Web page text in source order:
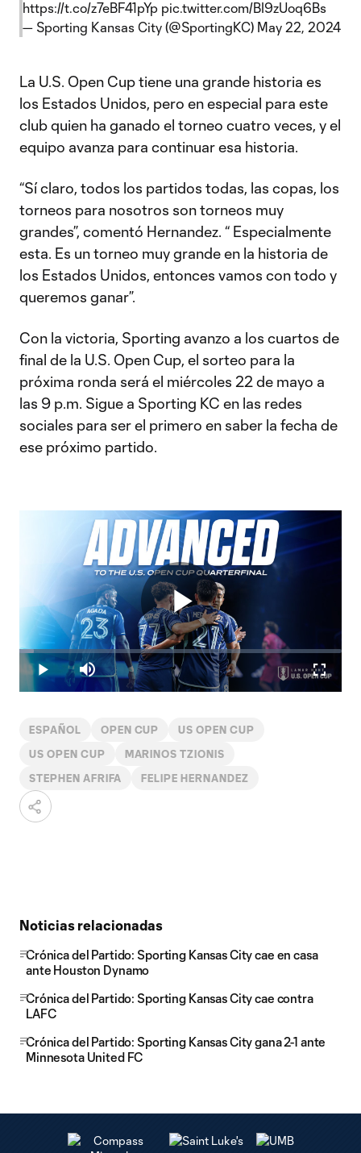
https://t.co/z7eBF41pYp pic.twitter.com/BI9zUoq6Bs
— Sporting Kansas City (@SportingKC) May 22, 2024
La U.S. Open Cup tiene una grande historia es
los Estados Unidos, pero en especial para este
club quien ha ganado el torneo cuatro veces, y el
equipo avanza para continuar esa historia.
“Sí claro, todos los partidos todas, las copas, los
torneos para nosotros son torneos muy
grandes”, comentó Hernandez. “ Especialmente
esta. Es un torneo muy grande en la historia de
los Estados Unidos, entonces vamos con todo y
queremos ganar”.
Con la victoria, Sporting avanzo a los cuartos de
final de la U.S. Open Cup, el sorteo para la
próxima ronda será el miércoles 22 de mayo a
las 9 p.m. Sigue a Sporting KC en las redes
sociales para ser el primero en saber la fecha de
ese próximo partido.
Play
Video
Play Mute
Loaded:
4.48%
ESPAÑOL OPEN CUP US OPEN CUP
US OPEN CUP MARINOS TZIONIS
STEPHEN AFRIFA FELIPE HERNANDEZ
Noticias relacionadas
Crónica del Partido: Sporting Kansas City cae en casa
ante Houston Dynamo
Crónica del Partido: Sporting Kansas City cae contra
LAFC
Crónica del Partido: Sporting Kansas City gana 2-1 ante
Minnesota United FC